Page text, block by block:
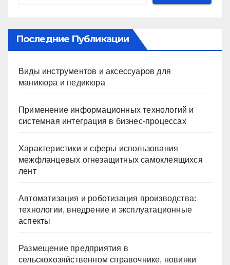
Последние Публикации
Виды инструментов и аксессуаров для
маникюра и педикюра
Применение информационных технологий и
системная интеграция в бизнес-процессах
Характеристики и сферы использования
межфланцевых огнезащитных самоклеящихся
лент
Автоматизация и роботизация производства:
технологии, внедрение и эксплуатационные
аспекты
Размещение предприятия в
сельскохозяйственном справочнике, новинки